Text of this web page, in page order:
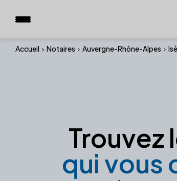
Accueil Notaires Auvergne-Rhône-Alpes
Trouvez
qui vous